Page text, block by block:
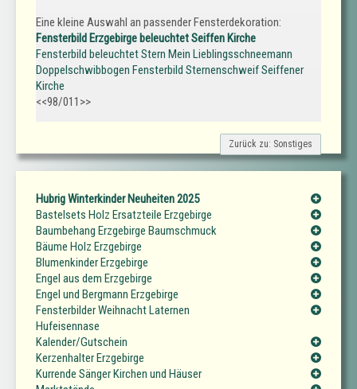
Eine kleine Auswahl an passender Fensterdekoration:
Fensterbild Erzgebirge beleuchtet Seiffen Kirche
Fensterbild beleuchtet Stern Mein Lieblingsschneemann
Doppelschwibbogen Fensterbild Sternenschweif Seiffener
Kirche
<<98/011>>
Zurück zu: Sonstiges
Hubrig Winterkinder Neuheiten 2025
Bastelsets Holz Ersatzteile Erzgebirge
Baumbehang Erzgebirge Baumschmuck
Bäume Holz Erzgebirge
Blumenkinder Erzgebirge
Engel aus dem Erzgebirge
Engel und Bergmann Erzgebirge
Fensterbilder Weihnacht Laternen
Hufeisennase
Kalender/Gutschein
Kerzenhalter Erzgebirge
Kurrende Sänger Kirchen und Häuser